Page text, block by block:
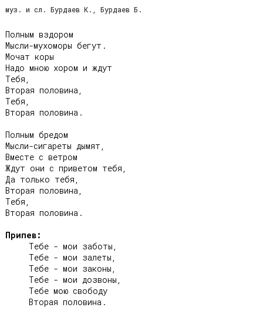
муз. и сл. Бурдаев К., Бурдаев Б.
Полным вздором
Мысли-мухоморы бегут.
Мочат коры
Надо мною хором и ждут
Тебя,
Вторая половина,
Тебя,
Вторая половина.
Полным бредом
Мысли-сигареты дымят,
Вместе с ветром
Ждут они с приветом тебя,
Да только тебя,
Вторая половина,
Тебя,
Вторая половина.
Припев: